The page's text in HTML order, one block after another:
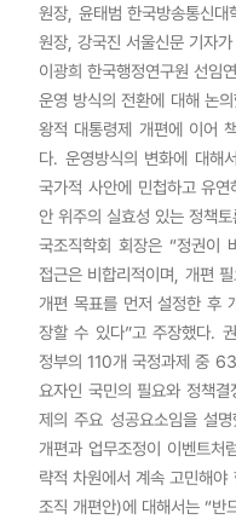
원장, 윤태범 한국방송통신
원장, 강국진 서울신문 기자
이광희 한국행정연구원 선임
운영 방식의 전환에 대해 논
왕적 대통령제 개편에 이어
다. 운영방식의 변화에 대해
국가적 사안에 민첩하고 유
안 위주의 실효성 있는 정책
국조직학회 회장은 “정권이
접근은 비합리적이며, 개편
개편 목표를 먼저 설정한 후
장할 수 있다”고 주장했다.
정부의 110개 국정과제 중
요자인 국민의 필요와 정책
제의 주요 성공요소임을 설
개편과 업무조정이 이벤트처
략적 차원에서 계속 고민해
조직 개편안)에 대해서는 “반